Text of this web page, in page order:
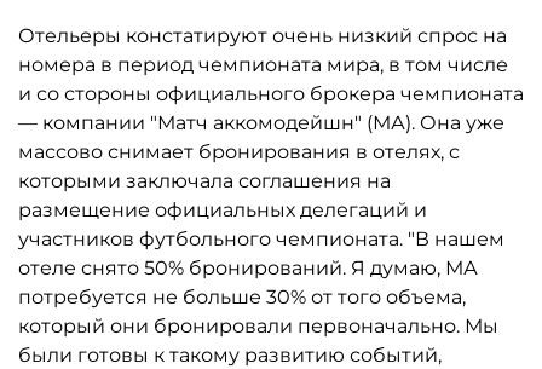
Отельеры констатируют очень низкий спрос на
номера в период чемпионата мира, в том числе
и со стороны официального брокера чемпионата
— компании "Матч аккомодейшн" (МА). Она уже
массово снимает бронирования в отелях, с
которыми заключала соглашения на
размещение официальных делегаций и
участников футбольного чемпионата. "В нашем
отеле снято 50% бронирований. Я думаю, МА
потребуется не больше 30% от того объема,
который они бронировали первоначально. Мы
были готовы к такому развитию событий,